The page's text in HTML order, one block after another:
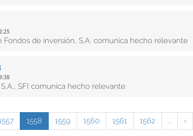
Fondos de inversión, S.A. comunica hecho relevante
SFI comunica hecho relevante
1558 1559 1560 1561 1562 … ›